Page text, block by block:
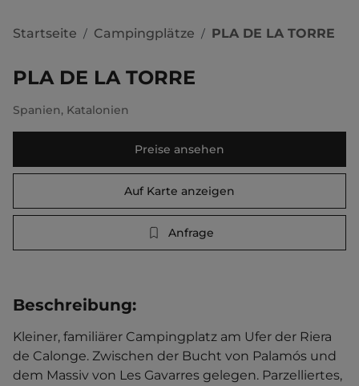
Startseite / Campingplätze / PLA DE LA TORRE
PLA DE LA TORRE
Spanien, Katalonien
Preise ansehen
Auf Karte anzeigen
Anfrage
Beschreibung:
Kleiner, familiärer Campingplatz am Ufer der Riera
de Calonge. Zwischen der Bucht von Palamós und
dem Massiv von Les Gavarres gelegen. Parzelliertes,